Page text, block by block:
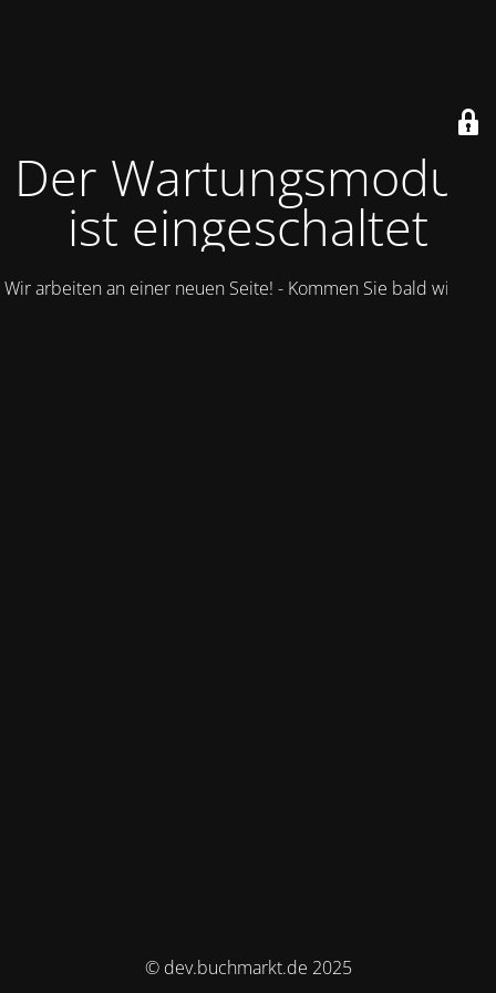
Der Wartungsmodus
ist eingeschaltet
Wir arbeiten an einer neuen Seite! - Kommen Sie bald wieder.
© dev.buchmarkt.de 2025